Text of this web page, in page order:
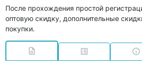
После прохождения простой
оптовую скидку, дополнительные
покупки.